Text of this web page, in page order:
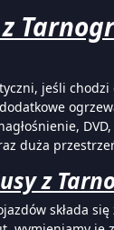
jeśli
duża
z
składa